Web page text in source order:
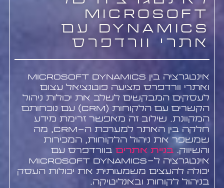
Microsoft
Dynamics עם
אתרי וורדפרס
אינטגרציה בין Microsoft Dynamics
ואתרי וורדפרס מציעה פוטנציאל עצום
לעסקים המבקשים לשלב את יכולות ניהול
הקשרים עם הלקוחות (CRM) עם נוכחותם
המקוונת. שילוב זה מאפשר זרימת מידע
חלקה בין האתר למערכת ה-CRM, מה
שמשפר את ניהול הלקוחות, המכירות
והשיווק. בניית אתריםבוורדפרס עם
אינטגרציה ל-Microsoft Dynamics
יכולה להעצים משמעותית את יכולות העסק
בניהול לקוחות ובאנליטיקה.